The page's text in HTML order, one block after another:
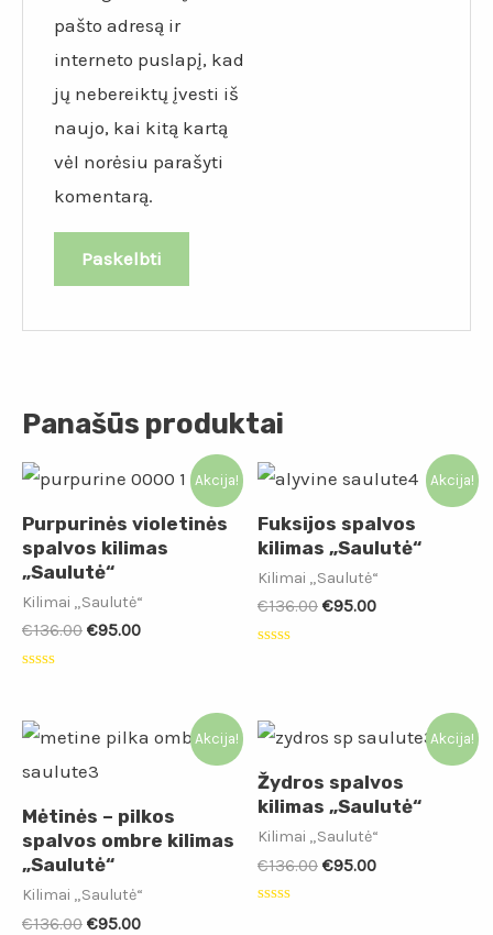
pašto adresą ir
interneto puslapį, kad
jų nebereiktų įvesti iš
naujo, kai kitą kartą
vėl norėsiu parašyti
komentarą.
Panašūs produktai
Akcija!
Purpurinės violetinės
spalvos kilimas
„Saulutė“
Kilimai „Saulutė“
€136.00 €95.00
5
Akcija!
Fuksijos spalvos
kilimas „Saulutė“
Kilimai „Saulutė“
€136.00 €95.00
Akcija!
Mėtinės – pilkos
spalvos ombre kilimas
„Saulutė“
Kilimai „Saulutė“
€136.00 €95.00
Akcija!
Žydros spalvos
kilimas „Saulutė“
Kilimai „Saulutė“
€136.00 €95.00